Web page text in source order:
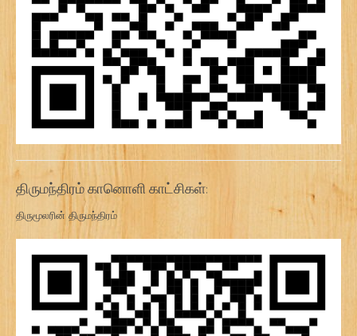
திருமந்திரம் கானொளி காட்சிகள்:
திருமூலரின் திருமந்திரம்